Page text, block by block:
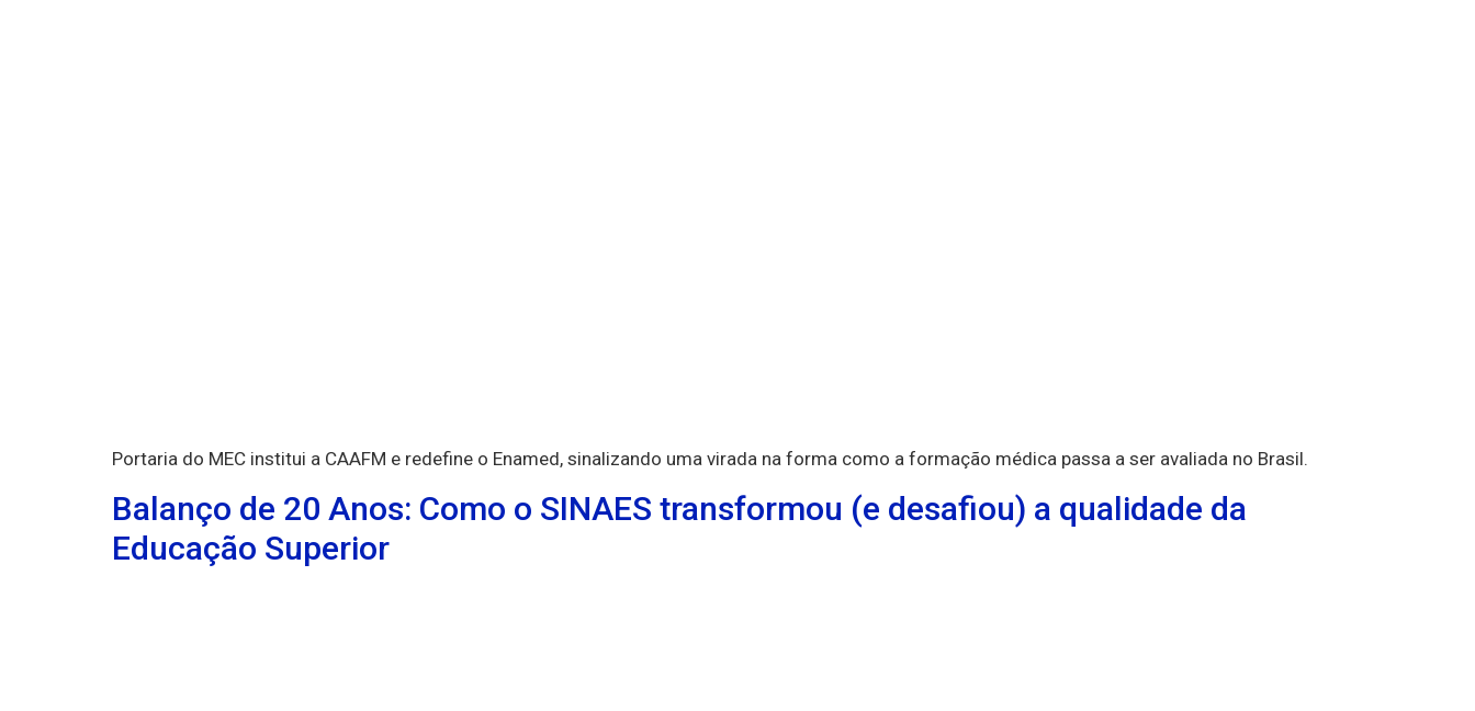
Portaria do MEC institui a CAAFM e redefine o Enamed, sinalizando uma virada na forma como a formação médica passa a ser avaliada no Brasil.
Balanço de 20 Anos: Como o SINAES transformou (e desafiou) a qualidade da
Educação Superior